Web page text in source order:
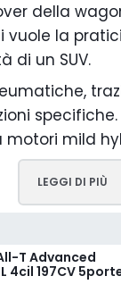
della
vuole la
di un SUV.
mild
LEGGI DI PIÙ
T Advanced
4cil 197CV